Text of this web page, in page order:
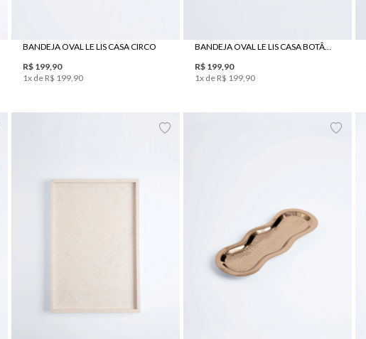
BANDEJA OVAL LE LIS CASA CIRCO
R$ 199 90
1x de R$ 199 90
BANDEJA OVAL LE LIS CASA BOTÂNICA I
R$ 199 90
1x de R$ 199 90